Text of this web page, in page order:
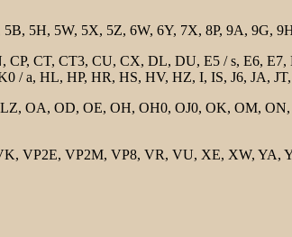
5H, 5W, 5X, 5Z, 6W, 6Y, 7X, 8P, 9A, 9G,
CT, CT3, CU, CX, DL, DU, E5 / s, E6,
a, HL, HP, HR, HS, HV, HZ, I, IS, J6, JA, JT,
OD, OE, OH, OH0, OJ0, OK, OM, ON,
VP2E, VP2M, VP8, VR, VU, XE, XW, YA,